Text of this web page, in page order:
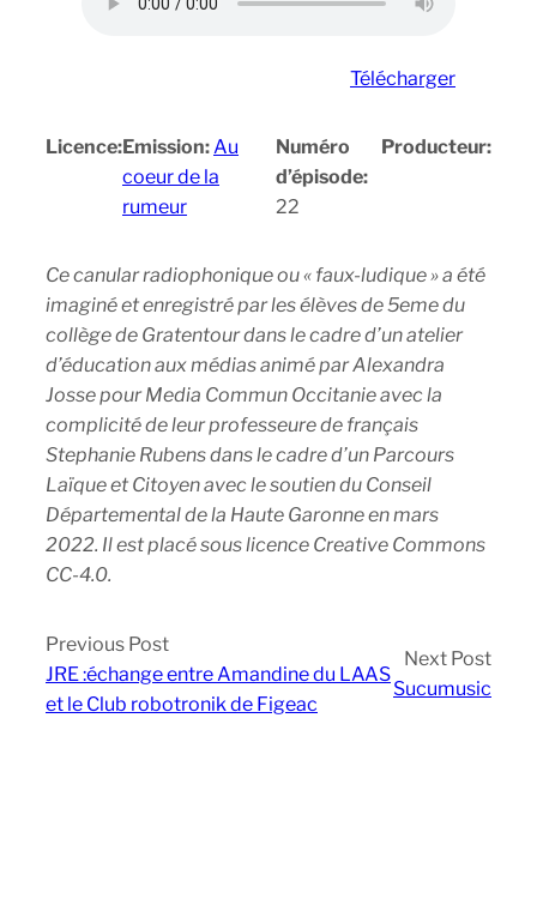
Télécharger
Licence:Emission:Au
coeur de la
rumeur
Numéro
d’épisode:
22
Producteur:
Ce canular radiophonique ou « faux-ludique » a été
imaginé et enregistré par les élèves de 5eme du
collège de Gratentour dans le cadre d’un atelier
d’éducation aux médias animé par Alexandra
Josse pour Media Commun Occitanie avec la
complicité de leur professeure de français
Stephanie Rubens dans le cadre d’un Parcours
Laïque et Citoyen avec le soutien du Conseil
Départemental de la Haute Garonne en mars
2022. Il est placé sous licence Creative Commons
CC-4.0.
Previous Post
JRE :échange entre Amandine du LAAS
et le Club robotronik de Figeac
Next Post
Sucumusic